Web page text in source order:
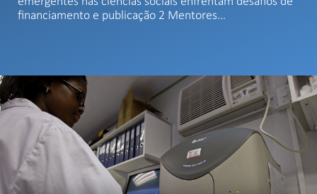
financiamento e publicação 2 Mentores…